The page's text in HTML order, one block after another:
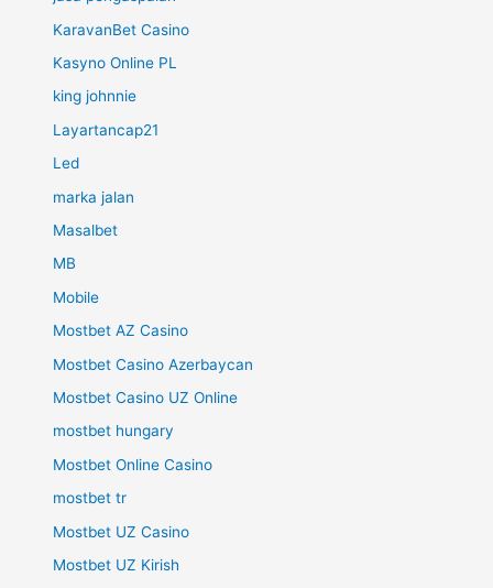
KaravanBet Casino
Kasyno Online PL
king johnnie
Layartancap21
Led
marka jalan
Masalbet
MB
Mobile
Mostbet AZ Casino
Mostbet Casino Azerbaycan
Mostbet Casino UZ Online
mostbet hungary
Mostbet Online Casino
mostbet tr
Mostbet UZ Casino
Mostbet UZ Kirish